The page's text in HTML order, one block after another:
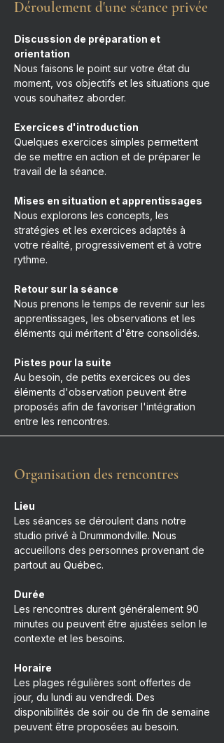
Déroulement d'une séance privée
Discussion de préparation et
orientation
Nous faisons le point sur votre état du
moment, vos objectifs et les situations que
vous souhaitez aborder.
Exercices d'introduction
Quelques exercices simples permettent
de se mettre en action et de préparer le
travail de la séance.
Mises en situation et apprentissages
Nous explorons les concepts, les
stratégies et les exercices adaptés à
votre réalité, progressivement et à votre
rythme.
Retour sur la séance
Nous prenons le temps de revenir sur les
apprentissages, les observations et les
éléments qui méritent d'être consolidés.
Pistes pour la suite
Au besoin, de petits exercices ou des
éléments d'observation peuvent être
proposés afin de favoriser l'intégration
entre les rencontres.
Organisation des rencontres
Lieu
Les séances se déroulent dans notre
studio privé à Drummondville. Nous
accueillons des personnes provenant de
partout au Québec.
Durée
Les rencontres durent généralement 90
minutes ou peuvent être ajustées selon le
contexte et les besoins.
Horaire
Les plages régulières sont offertes de
jour, du lundi au vendredi. Des
disponibilités de soir ou de fin de semaine
peuvent être proposées au besoin.